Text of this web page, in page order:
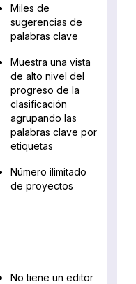
Miles de
sugerencias de
palabras clave
Muestra una vista
de alto nivel del
progreso de la
clasificación
agrupando las
palabras clave por
etiquetas
Número ilimitado
de proyectos
No tiene un editor